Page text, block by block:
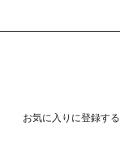
お気に入りに登録する